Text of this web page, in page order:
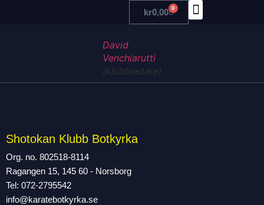
kr0,00 0
David
Venchiarutti
(klubbledare)
Shotokan Klubb Botkyrka
Org. no. 802518-8114
Ragangen 15, 145 60 - Norsborg
Tel: 072-2795542
info@karatebotkyrka.se